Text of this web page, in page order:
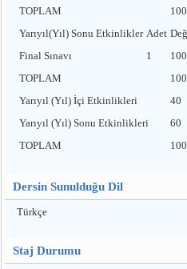
TOPLAM
100
Yarıyıl(Yıl) Sonu Etkinlikler Adet
Final Sınavı
1
100
TOPLAM
100
Yarıyıl (Yıl) İçi Etkinlikleri
40
Yarıyıl (Yıl) Sonu Etkinlikleri
60
TOPLAM
100
Dersin Sunulduğu Dil
Türkçe
Staj Durumu